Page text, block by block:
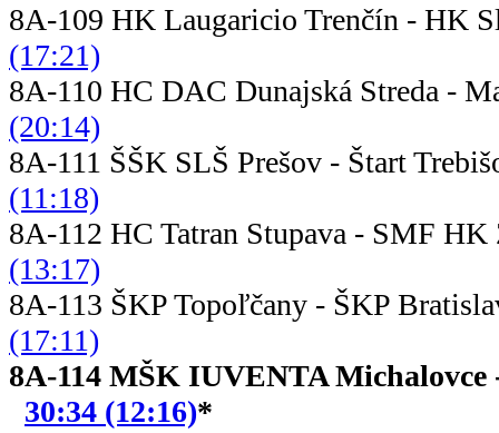
8A-109 HK Laugaricio Trenčín - HK
(17:21)
8A-110 HC DAC Dunajská Streda -
(20:14)
8A-111 ŠŠK SLŠ Prešov -
(11:18)
8A-112 HC Tatran Stupava -
(13:17)
8A-113 ŠKP Topoľčany -
(17:11)
8A-114 MŠK IUVENTA
30:34 (12:16)*